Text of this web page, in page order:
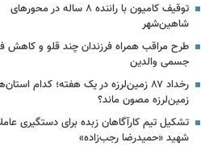
توقیف کامیون با راننده ۸ ساله در محورهای
شاهین‌شهر
طرح مراقب همراه فرزندان چند قلو و کاهش
جسمی والدین
رخداد ۸۷ زمین‌لرزه در یک هفته؛ کدام
زمین‌لرزه مصون ماند؟
تشکیل تیم کارآگاهان زبده برای دستگیری
شهید «حمیدرضا رجب‌زاده»